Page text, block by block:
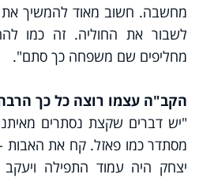
מחשבה. חשוב מאוד להמשיך
לשבור את החוליה. זה כמו
מחליפים שם משפחה כך סתם".
הקב"ה עצמו רוצה כל כך
"יש דברים שקצת נסתרים
מסתדר כמו פאזל. קח את
יצחק היה עמוד התפילה